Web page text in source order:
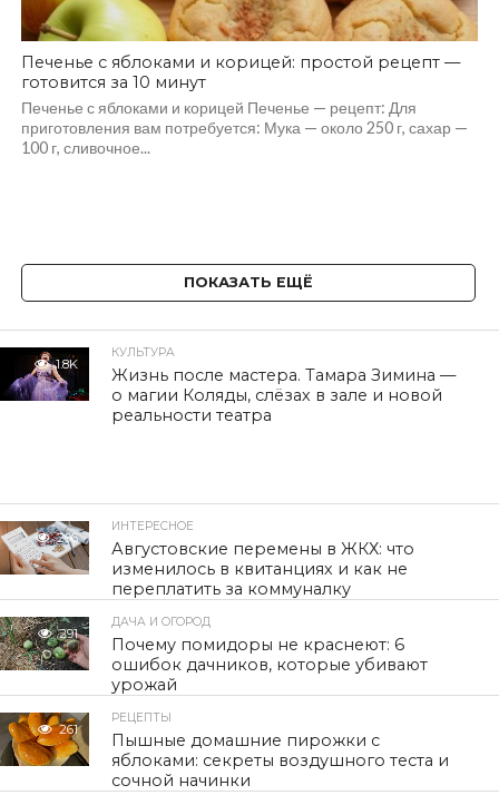
Печенье с яблоками и корицей: простой рецепт —
готовится за 10 минут
Печенье с яблоками и корицей Печенье — рецепт: Для
приготовления вам потребуется: Мука — около 250 г, сахар —
100 г, сливочное...
ПОКАЗАТЬ ЕЩЁ
1.8K
КУЛЬТУРА
Жизнь после мастера. Тамара Зимина —
о магии Коляды, слёзах в зале и новой
реальности театра
296
ИНТЕРЕСНОЕ
Августовские перемены в ЖКХ: что
изменилось в квитанциях и как не
переплатить за коммуналку
291
ДАЧА И ОГОРОД
Почему помидоры не краснеют: 6
ошибок дачников, которые убивают
урожай
261
РЕЦЕПТЫ
Пышные домашние пирожки с
яблоками: секреты воздушного теста и
сочной начинки